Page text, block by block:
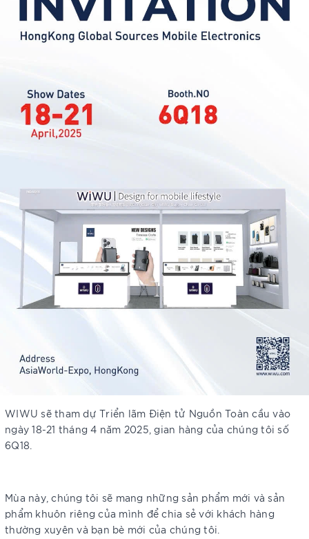
WIWU sẽ tham dự Triển lãm Điện tử Nguồn Toàn cầu vào
ngày 18-21 tháng 4 năm 2025, gian hàng của chúng tôi số
6Q18.
Mùa này, chúng tôi sẽ mang những sản phẩm mới và sản
phẩm khuôn riêng của mình để chia sẻ với khách hàng
thường xuyên và bạn bè mới của chúng tôi.